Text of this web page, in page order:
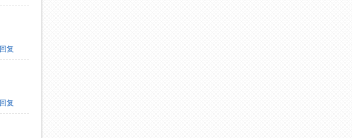
回复
回复